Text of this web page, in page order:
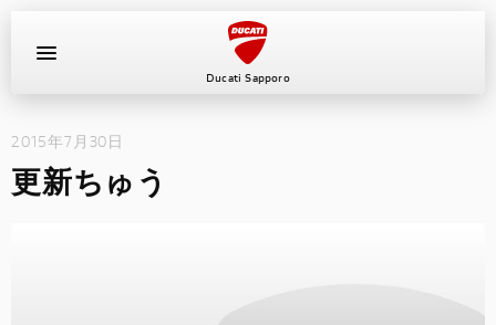
Ducati Sapporo
イベント
2015年7月30日
更新ちゅう